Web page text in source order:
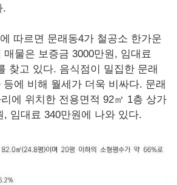
.
따르면 문래동4가 철공소 한가운
물은 보증금 3000만원, 임대료
찾고 있다. 음식점이 밀집한 문래
에 비해 월세가 더욱 비싸다. 문래
에 위치한 전용면적 92㎡ 1층 상가
, 임대료 340만원에 나와 있다.